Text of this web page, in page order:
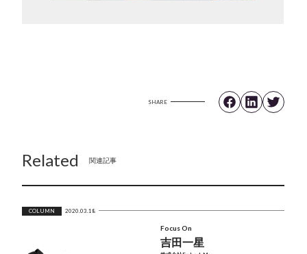
SHARE
Related関連記事
COLUMN 2020.03.18
Focus On
吉田一星